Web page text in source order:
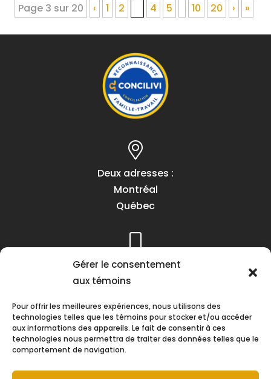
Gérer le consentement
aux témoins
Pour offrir les meilleures expériences, nous utilisons des
technologies telles que les témoins pour stocker et/ou accéder
aux informations des appareils. Le fait de consentir à ces
technologies nous permettra de traiter des données telles que le
comportement de navigation.
Page 3 sur 20 ‹ 1 2 4 5 10 20 › »
Deux adresses :
Montréal
Québec
Téléphone :
(418) 622-1001
Heures d’ouverture :
Lundi au vendredi